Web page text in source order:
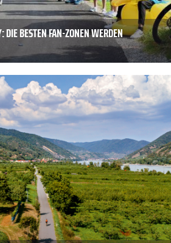
BESTEN FAN-ZONEN WERDEN